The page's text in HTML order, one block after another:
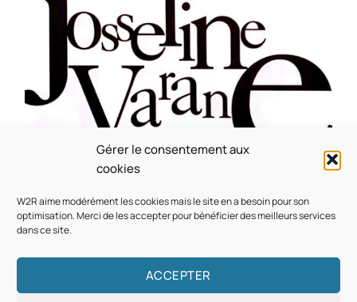
Gérer le consentement aux
cookies
W2R aime modérément les cookies mais le site en a besoin pour son
optimisation. Merci de les accepter pour bénéficier des meilleurs services
dans ce site.
ACCEPTER
MUSICALE
Souvenir : 1996
On05/03/2026byWebmaster2Risi